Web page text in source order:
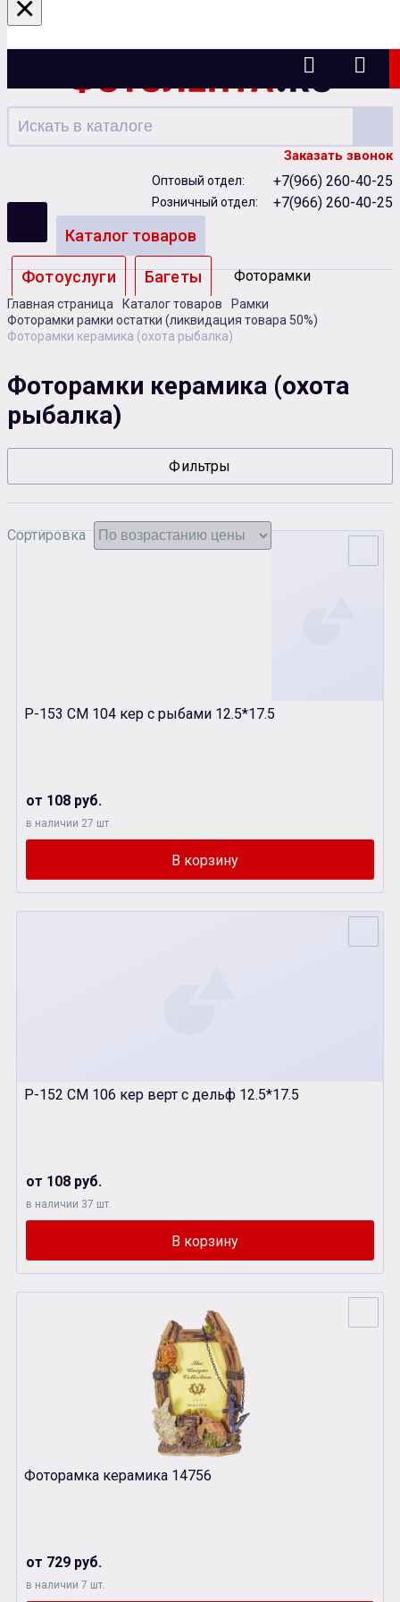
Ижевск
Заказать звонок
Оптовый отдел: +7(966) 260-40-25
Розничный отдел: +7(966) 260-40-25
Каталог товаров
Фотоуслуги Багеты Фоторамки
Альбомы
Батарейки Сублимация
Главная страница Каталог товаров
Рамки
Фоторамки рамки остатки (ликвидация товара 50%)
Фоторамки керамика (охота рыбалка)
Фоторамки керамика (охота
рыбалка)
Фильтры
Сортировка
Р-153 СМ 104 кер с рыбами 12.5*17.5
от 108 руб.
в наличии 27 шт.
Р-152 СМ 106 кер верт с дельф 12.5*17.5
от 108 руб.
в наличии 37 шт.
Фоторамка керамика 14756
от 729 руб.
в наличии 7 шт.
×